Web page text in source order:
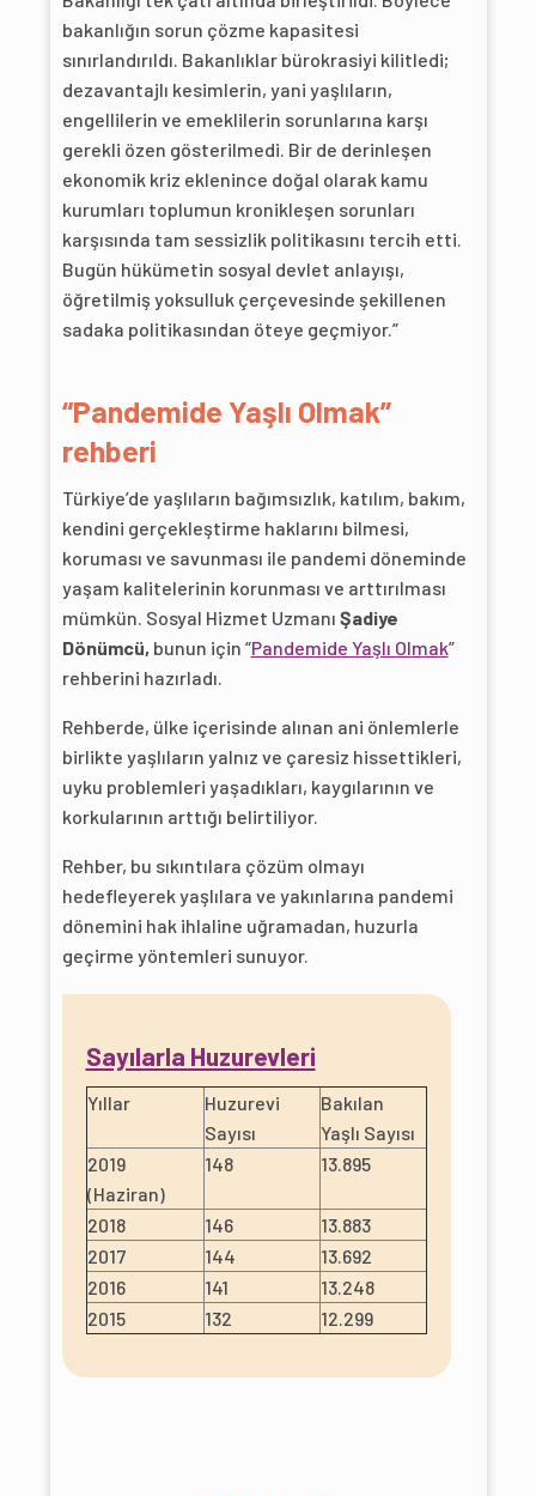
bakanlığın sorun çözme kapasitesi
sınırlandırıldı. Bakanlıklar bürokrasiyi kilitledi;
dezavantajlı kesimlerin, yani yaşlıların,
engellilerin ve emeklilerin sorunlarına karşı
gerekli özen gösterilmedi. Bir de derinleşen
ekonomik kriz eklenince doğal olarak kamu
kurumları toplumun kronikleşen sorunları
karşısında tam sessizlik politikasını tercih etti.
Bugün hükümetin sosyal devlet anlayışı,
öğretilmiş yoksulluk çerçevesinde şekillenen
sadaka politikasından öteye geçmiyor.”
“Pandemide Yaşlı Olmak”
rehberi
Türkiye’de yaşlıların bağımsızlık, katılım, bakım,
kendini gerçekleştirme haklarını bilmesi,
koruması ve savunması ile pandemi döneminde
yaşam kalitelerinin korunması ve arttırılması
mümkün. Sosyal Hizmet Uzmanı Şadiye
Dönümcü, bunun için “Pandemide Yaşlı Olmak”
rehberini hazırladı.
Rehberde, ülke içerisinde alınan ani önlemlerle
birlikte yaşlıların yalnız ve çaresiz hissettikleri,
uyku problemleri yaşadıkları, kaygılarının ve
korkularının arttığı belirtiliyor.
Rehber, bu sıkıntılara çözüm olmayı
hedefleyerek yaşlılara ve yakınlarına pandemi
dönemini hak ihlaline uğramadan, huzurla
geçirme yöntemleri sunuyor.
Sayılarla Huzurevleri
Yıllar
Huzurevi
Sayısı
Bakılan
Yaşlı Sayısı
2019
(Haziran)
148 13.895
2018 146
13.883
2017
144
13.692
2016
141
13.248
2015
132 12.299